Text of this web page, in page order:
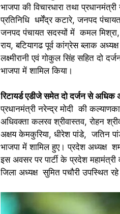
भाजपा की विचारधारा तथा
प्रतिनिधि धर्मेंद्र कटारे, जनपद पंचायत
जनपद पंचायत सदस्यों में कमल मिश्रा,
राय, बटियागढ पूर्व कांग्रेस ब्लाक
लक्ष्मीरानी एवं गोकुल सिंह सहित दो
भाजपा में शामिल किया।
रिटायर्ड एडीजे समेत दो दर्जन से अधिक
प्रधानमंत्री नरेन्द्र मोदी की
अधिवक्ता कलरव श्रीवास्तव, रोहन
अक्षय केमकुरिया, धीरेश पांडे, जतिन
भाजपा में शामिल हुए। प्रदेश अध्यक्ष
इस अवसर पर पार्टी के प्रदेश महामंत्री
जिला अध्यक्ष सुमित पचौरी उपस्थित